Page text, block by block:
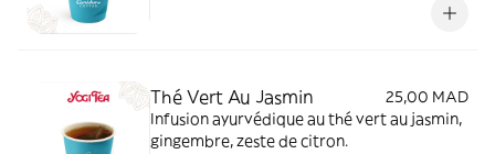
Thé Vert Au Jasmin
25,00 MAD
Infusion ayurvédique au thé vert au jasmin,
gingembre, zeste de citron.